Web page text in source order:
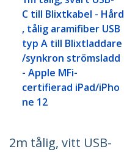
C till Blixtkabel - Hård
, tålig aramifiber USB
typ A till Blixtladdare
/synkron strömsladd
- Apple MFi-
certifierad iPad/iPho
ne 12
2m tålig, vitt USB-